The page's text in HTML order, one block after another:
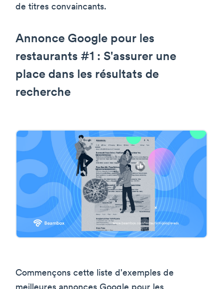
de titres convaincants.
Annonce Google pour les
restaurants #1 : S'assurer une
place dans les résultats de
recherche
Commençons cette liste d'exemples de